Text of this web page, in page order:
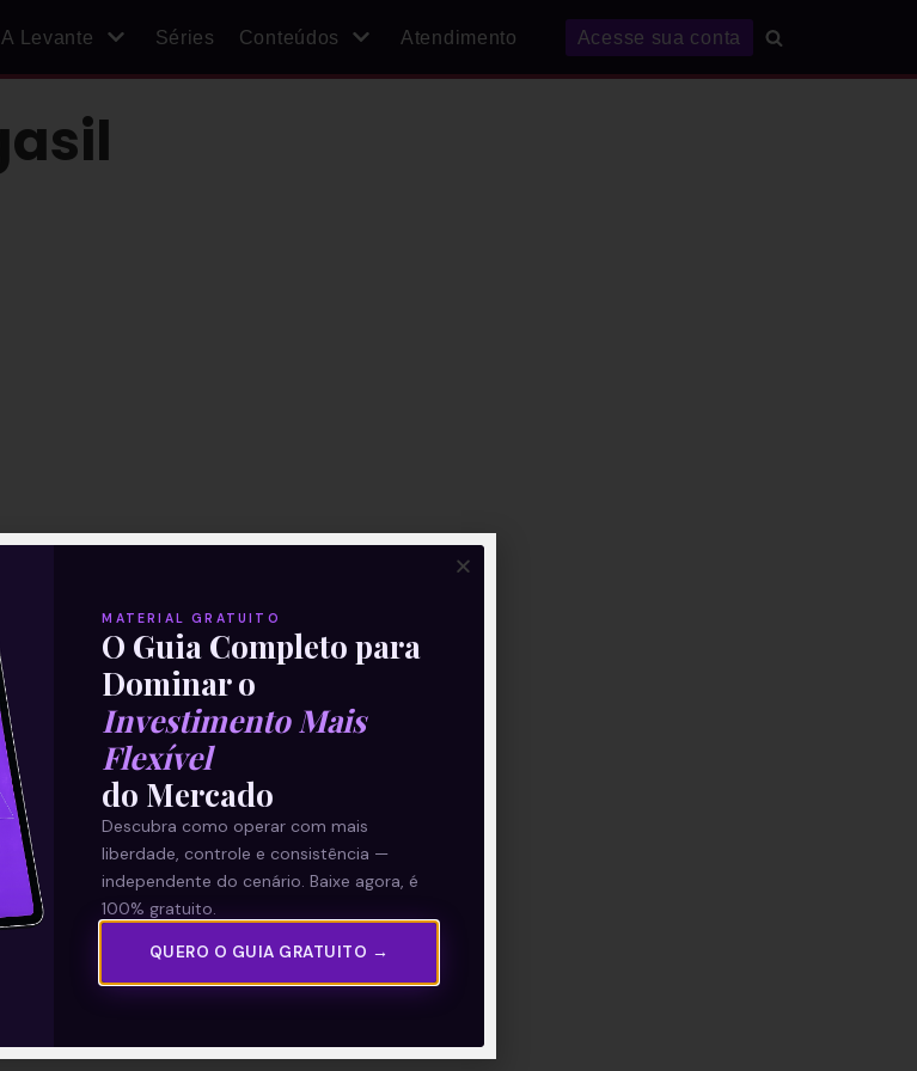
A Levante Séries Conteúdos Atendimento Acesse sua conta
MATERIAL GRATUITO
O Guia Completo para
Dominar o
Investimento Mais
Flexível
do Mercado
Descubra como operar com mais
liberdade, controle e consistência —
independente do cenário. Baixe agora, é
100% gratuito.
QUERO O GUIA GRATUITO →